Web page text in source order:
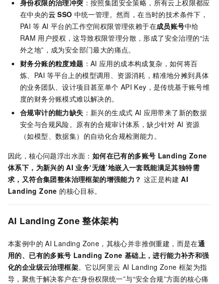
身份权限的治理冲突 ：按照集团安全策略，所有云上权限都应
在中央的云 SSO 中统一管理。然而，在当时的技术条件下，
PAI 等 AI 平台的工作空间权限管理依赖于在成员账号中给
RAM 用户授权，这导致权限管理分散，形成了安全治理的“法
外之地”，成为安全部门最大的痛点。
财务分账的粒度难题 ：AI 应用的成本构成复杂，如何将百
炼、PAI 等平台上的模型调用、资源消耗，精准地分摊到具体
的业务团队、设计项目甚至单个 API Key，是传统基于账号维
度的财务分账模式难以解决的。
合规审计的能力缺失 ：新兴的生成式 AI 应用带来了新的数据
安全与合规风险。原有的合规审计体系，缺少针对 AI 资源
（如模型、数据集）的自动化合规检测能力。
因此，核心问题浮出水面： 如何在已有的多账号 Landing Zone
体系下，为新兴的 AI 业务‘无缝’地嵌入一套既能满足其独特需
求，又符合集团整体治理框架的增强能力？ 这正是构建AI
Landing Zone 的核心目标。
AI Landing Zone 整体架构
本案例中的 AI Landing Zone，其核心并非推倒重建，而是在通
用的、已有的多账号 Landing Zone 基础上，进行能力补齐和强
化的企业级云治理框架。它以阿里云 AI Landing Zone 框架为指
导，聚焦于解决客户在“身份权限统一”与“安全合规”方面的核心痛